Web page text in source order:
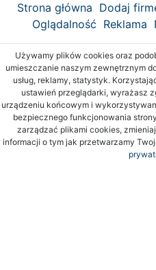
Strona główna Dodaj
Oglądalność Reklama
Używamy plików cookies oraz
umieszczanie naszym zewnętrznym
usług, reklamy, statystyk.
ustawień przeglądarki, wyrażasz
urządzeniu końcowym i
bezpiecznego funkcjonowania
zarządzać plikami cookies,
informacji o tym jak przetwarzamy